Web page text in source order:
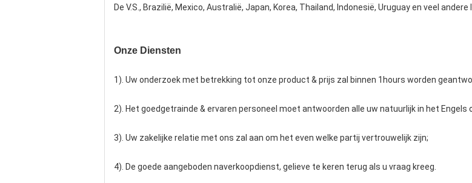
De V.S., Brazilië, Mexico, Australië, Japan, Korea, Thailand, Indonesië, Uruguay en veel andere
Onze Diensten
1). Uw onderzoek met betrekking tot onze product & prijs zal binnen 1hours worden
2). Het goedgetrainde & ervaren personeel moet antwoorden alle uw natuurlijk in het Engels
3). Uw zakelijke relatie met ons zal aan om het even welke partij vertrouwelijk zijn;
4). De goede aangeboden naverkoopdienst, gelieve te keren terug als u vraag kreeg.